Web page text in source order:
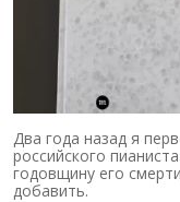
Два года назад я
российского
годовщину его
добавить.